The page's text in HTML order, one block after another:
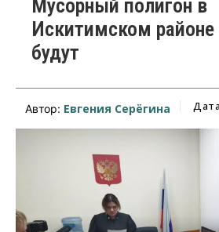
Мусорный полигон в
Искитимском районе
будут
Автор: Евгения Серёгина